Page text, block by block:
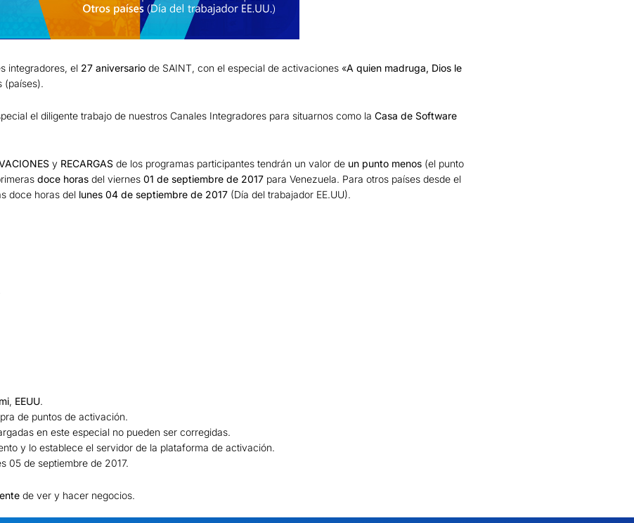
integradores, el 27 aniversario de SAINT, con el especial de activaciones «A quien madruga, Dios le
(países).
el diligente trabajo de nuestros Canales Integradores para situarnos como la Casa de Software
y RECARGAS de los programas participantes tendrán un valor de un punto menos (el punto
doce horas del viernes 01 de septiembre de 2017 para Venezuela. Para otros países desde el
doce horas del lunes 04 de septiembre de 2017 (Día del trabajador EE.UU).
, EEUU.
de puntos de activación.
en este especial no pueden ser corregidas.
y lo establece el servidor de la plataforma de activación.
05 de septiembre de 2017.
de ver y hacer negocios.